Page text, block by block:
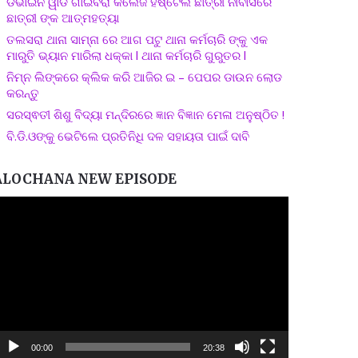
ଛାତ୍ରୀ ଙ୍କ ଆତ୍ମହତ୍ୟା
ତଲସରା ଥାନା ସାମ୍ନା ରେ ଆଗ ପଟୁ ଥାନା କର୍ମଚାରି ଙ୍କୁ ଏକ
ମାରୁତି ଭ୍ୟାନ ମାରିଲା ଧକ୍କା l ଥାନା କର୍ମଚାରି ଗୁରୁତର l
ନିମ୍ନ ଲିଙ୍କରେ କ୍ଲିକ କରି ଆଜିର ଇ – ପେପର ଡାଉନ ଲୋଡ
କରନ୍ତୁ
ସରସ୍ଵତୀ ଶିଶୁ ବିଦ୍ୟା ମନ୍ଦିରରେ ଜ୍ଞାନ ବିଜ୍ଞାନ ମେଳା ଅନୁଷ୍ଠିତ !
ବି.ଡି.ଓଙ୍କୁ ଭେଟିଲେ ପ୍ରତିନିଧି ଦଳ ସହାୟତା ପାଇଁ ଦାବି
NEW EPISODE
00:00 20:38